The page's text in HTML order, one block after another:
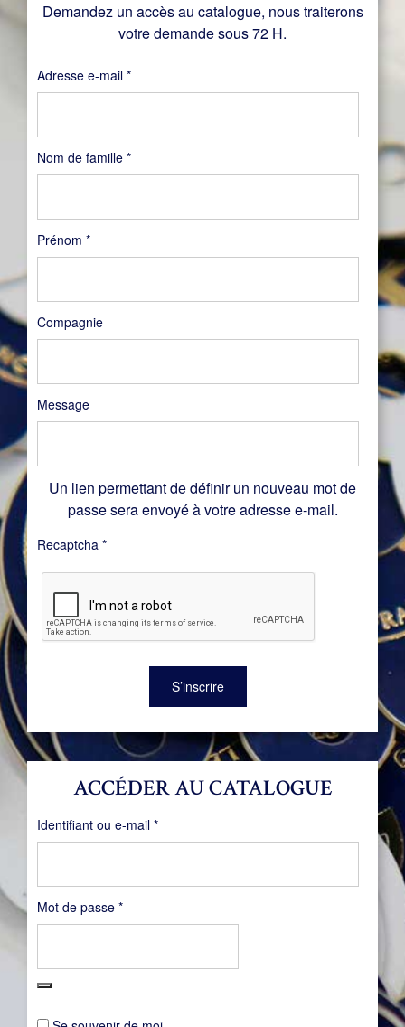
ACCÉDER AU CATALOGUE
Identifiant ou e-mail *Obligatoire
Mot de passe *Obligatoire
Nom de famille *
Prénom *
Compagnie
Message
Demandez un accès au catalogue, nous traiterons
votre demande sous 72 H.
Adresse e-mail *Obligatoire
Un lien permettant de définir un nouveau mot de
passe sera envoyé à votre adresse e-mail.
Recaptcha *
S’inscrire